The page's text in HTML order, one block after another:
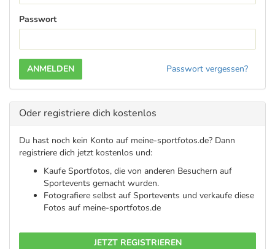
Passwort
Passwort vergessen?
Oder registriere dich kostenlos
Du hast noch kein Konto auf meine-sportfotos.de? Dann
registriere dich jetzt kostenlos und:
Kaufe Sportfotos, die von anderen Besuchern auf
Sportevents gemacht wurden.
Fotografiere selbst auf Sportevents und verkaufe diese
Fotos auf meine-sportfotos.de
JETZT REGISTRIEREN